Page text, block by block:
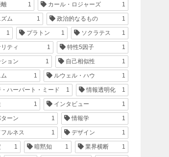
1 カール・ロジャーズ 1
ム 1 政治的なるもの 1
1 プラトン 1 ソクラテス 1
ティ 1 特性5因子 1
ョン 1 自己相似性 1
1 ルウェル・ハウ 1
ハーバート・ミード 1 情報透明化 1
1 インタビュー 1
ーン 1 情報学 1
ルネス 1 デザイン 1
1 暗黙知 1 業界横断 1